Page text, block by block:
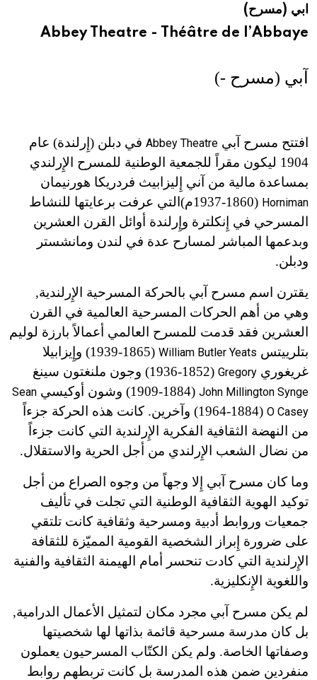
هيئة الموسوعة العربية تطلق موسوعات جديدة في عام 2026ابي (مسرح)
Abbey Theatre - Théâtre de l’Abbaye
آبي (مسرح -
)
افتتح مسرح آبي Abbey Theatre في دبلن (إِرلندة) عام
1904 ليكون مقراً للجمعية الوطنية للمسرح الإِرلندي
بمساعدة مالية من آني إِليزابيث فردريكا هورنيمان
Horniman
(1860
-
1937م)التي عرفت برعايتها للنشاط
المسرحي في إِنكلترة وإِرلندة أوائل القرن العشرين
وبدعمها المباشر لمسارح عدة في لندن ومانشستر
ودبلن.
يقترن اسم مسرح آبي بالحركة المسرحية الإِرلندية,
وهي من أهم الحركات المسرحية العالمية في القرن
العشرين فقد قدمت للمسرح العالمي أعمالاً بارزة لوليم
بتلرييتس William Butler Yeats
(1865
-
1939) وإِيزابيلا
غريغوري Gregory
(1852
-1936) وجون ملنغتون سينغ
John Millington Synge
(1884
-1909) وشون أوكيسي
Sean
O Casey
(1884
-
1964) وآخرين. كانت هذه الحركة جزءاً
من النهضة الثقافية الفكرية الإِرلندية التي كانت جزءاً
من نضال الشعب الإِرلندي من أجل الحرية والاستقلال.
وما كان مسرح آبي إِلا وجهاً من وجوه الصراع من أجل
توكيد الهوية الثقافية الوطنية التي تجلت في تأليف
جمعيات وروابط أدبية ومسرحية وثقافية كانت تلتقي
على ضرورة إِبراز الشخصية القومية المميّزة للثقافة
الإِرلندية التي كادت تنحسر أمام الهيمنة الثقافية والفنية
واللغوية الإِنكليزية.
لم يكن مسرح آبي مجرد مكان لتمثيل الأعمال الدرامية,
بل كان مدرسة مسرحية قائمة بذاتها لها شخصيتها
وصفاتها الخاصة. ولم يكن الكتّاب المسرحيون يعملون
منفردين ضمن هذه المدرسة بل كانت تربطهم روابط